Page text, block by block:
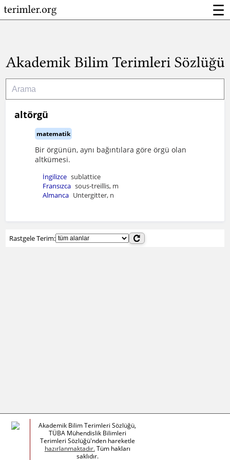
☰
altörgü
matematik
Bir örgünün, aynı bağıntılara göre örgü olan
altkümesi.
İngilizce sublattice
Fransızca sous-treillis, m
Almanca Untergitter, n
Rastgele Terim:
Akademik Bilim Terimleri Sözlüğü,
TÜBA Mühendislik Bilimleri
Terimleri Sözlüğü'nden hareketle
hazırlanmaktadır.Tüm hakları
saklıdır.